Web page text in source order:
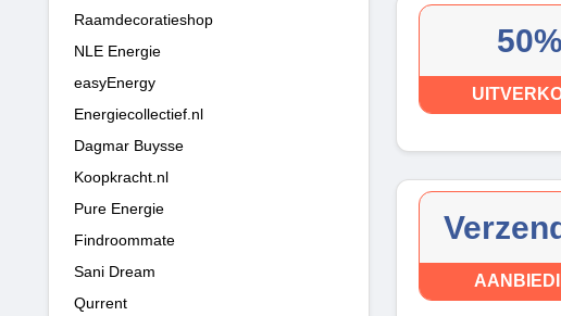
Raamdecoratieshop
NLE Energie
easyEnergy
Energiecollectief.nl
Dagmar Buysse
Koopkracht.nl
Pure Energie
Findroommate
Sani Dream
Qurrent
50%